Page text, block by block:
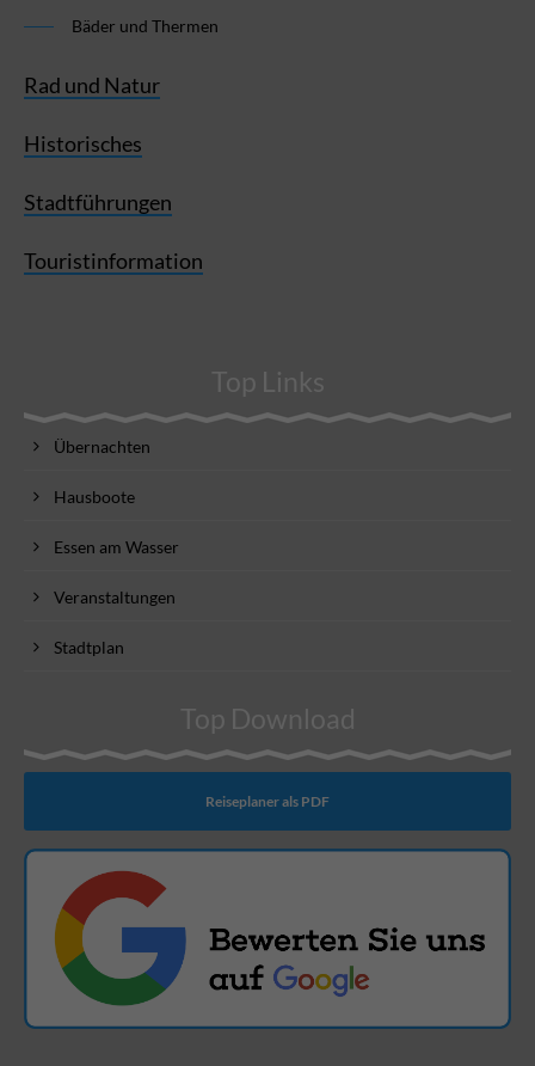
Bäder und Thermen
Rad und Natur
Historisches
Stadtführungen
Touristinformation
Top Links
Übernachten
Hausboote
Essen am Wasser
Veranstaltungen
Stadtplan
Top Download
Reiseplaner als PDF